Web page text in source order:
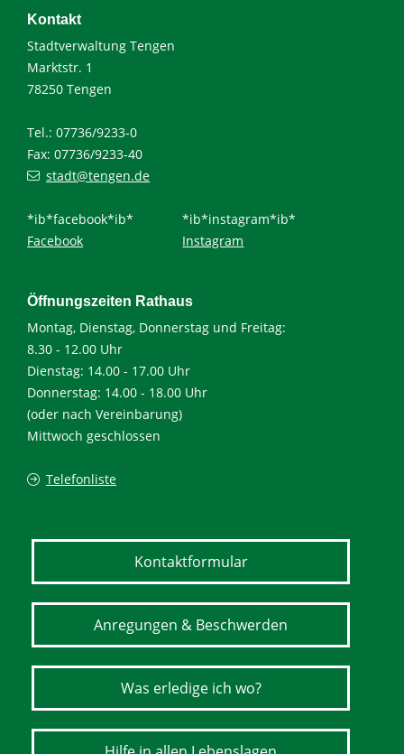
Kontakt
Stadtverwaltung Tengen
Marktstr. 1
78250 Tengen
Tel.: 07736/9233-0
Fax: 07736/9233-40
stadt@tengen.de
*ib*facebook*ib*
Facebook
*ib*instagram*ib*
Instagram
Öffnungszeiten Rathaus
Montag, Dienstag, Donnerstag und Freitag:
8.30 - 12.00 Uhr
Dienstag: 14.00 - 17.00 Uhr
Donnerstag: 14.00 - 18.00 Uhr
(oder nach Vereinbarung)
Mittwoch geschlossen
Telefonliste
Kontaktformular
Anregungen & Beschwerden
Was erledige ich wo?